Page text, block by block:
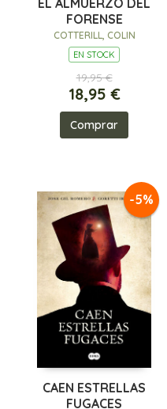
EL ALMUERZO DEL
FORENSE
COTTERILL, COLIN
EN STOCK
19,95 €
18,95 €
Comprar
-5%
CAEN ESTRELLAS
FUGACES